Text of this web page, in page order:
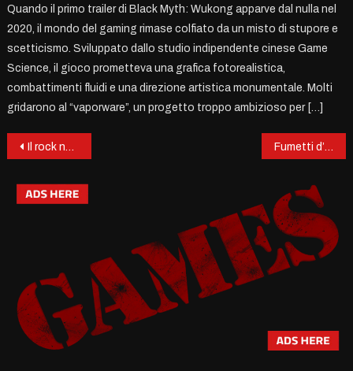
Quando il primo trailer di Black Myth: Wukong apparve dal nulla nel
2020, il mondo del gaming rimase colfiato da un misto di stupore e
scetticismo. Sviluppato dallo studio indipendente cinese Game
Science, il gioco prometteva una grafica fotorealistica,
combattimenti fluidi e una direzione artistica monumentale. Molti
gridarono al “vaporware”, un progetto troppo ambizioso per […]
Post
navigation
Il rock nei francobolli.